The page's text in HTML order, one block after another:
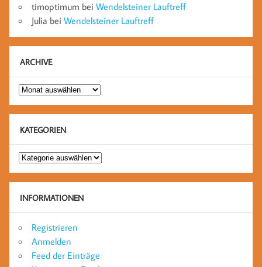
timoptimum bei Wendelsteiner Lauftreff
Julia bei Wendelsteiner Lauftreff
ARCHIVE
Archive
KATEGORIEN
Kategorien
INFORMATIONEN
Registrieren
Anmelden
Feed der Einträge